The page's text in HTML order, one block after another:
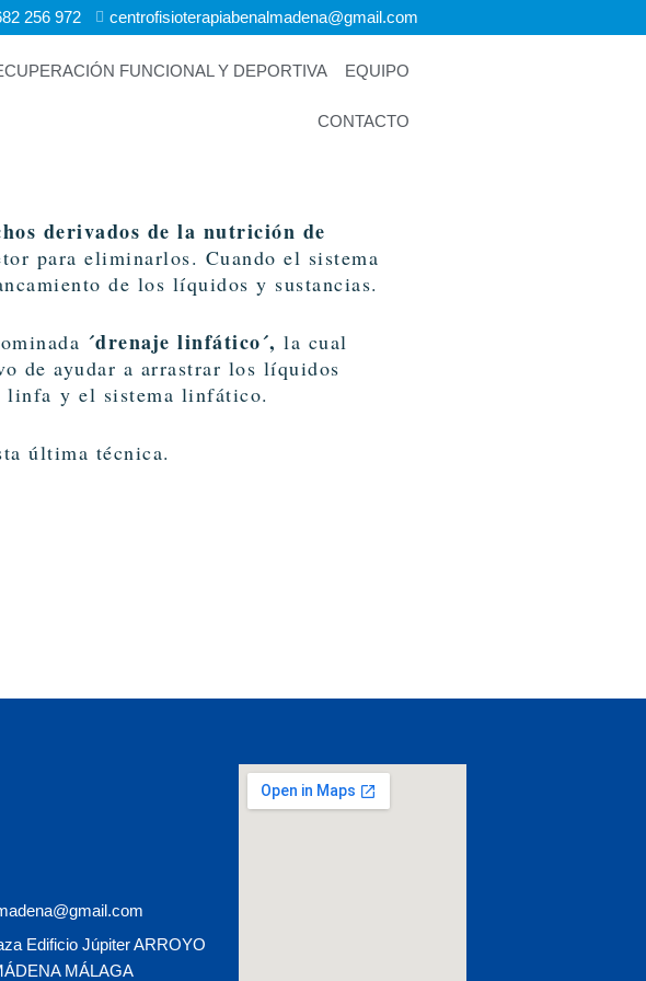
256 972 centrofisioterapiabenalmadena@gmail.com
FUNCIONAL Y DEPORTIVA EQUIPO
CONTACTO
derivados de la nutrición de
para eliminarlos. Cuando el sistema
de los líquidos y sustancias.
´drenaje linfático´, la cual
de ayudar a arrastrar los líquidos
linfa y el sistema linfático.
última técnica.
Edificio Júpiter ARROYO
MÁLAGA